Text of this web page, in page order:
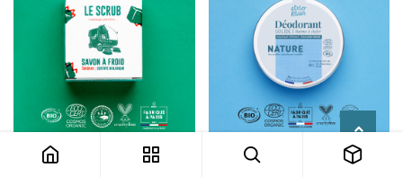
LES PAVÉS DE PARIS DÉODORANTS SOLIDES